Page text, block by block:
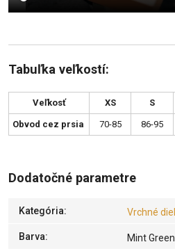
Tabuľka veľkostí:
Veľkosť XS S
Obvod cez prsia 70-85 86-95
Dodatočné parametre
Kategória: Vrchné
Barva: Mint Green